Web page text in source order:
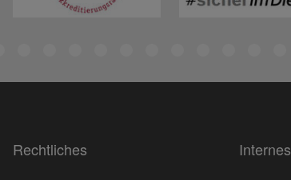
Rechtliches Internes